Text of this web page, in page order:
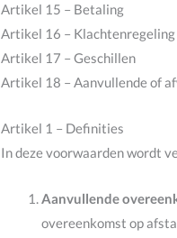
Artikel 15 – Betaling
Artikel 16 – Klachtenregeling
Artikel 17 – Geschillen
Artikel 18 – Aanvullende of
Artikel 1 – Definities
In deze voorwaarden wordt
Aanvullende
overeenkomst op